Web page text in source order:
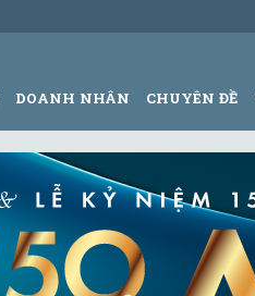
DOANH NHÂN CHUYÊN ĐỀ